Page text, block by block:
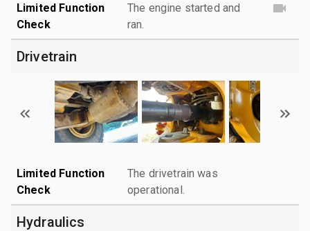
Limited Function
Check
The engine started and
ran.
Drivetrain
Limited Function
Check
The drivetrain was
operational.
Hydraulics